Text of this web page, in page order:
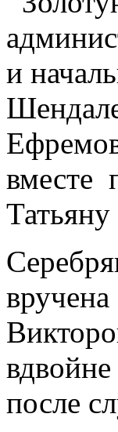
и
вместе
после